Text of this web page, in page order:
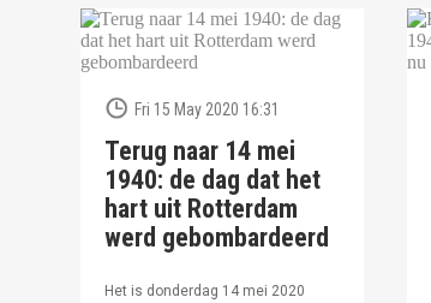
Fri 15 May 2020 16:31
Terug naar 14 mei
1940: de dag dat het
hart uit Rotterdam
werd gebombardeerd
Het is donderdag 14 mei 2020